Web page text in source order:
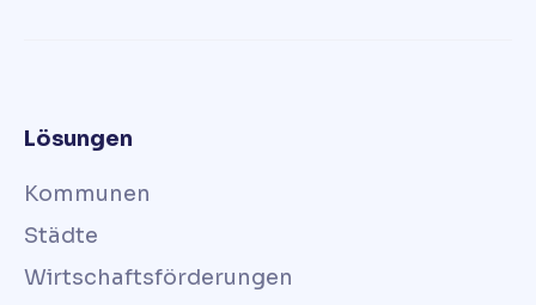
Lösungen
Kommunen
Städte
Wirtschaftsförderungen